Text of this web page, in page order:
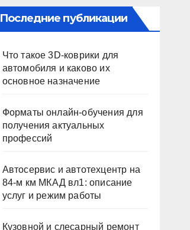
Последние публикации
Что такое 3D-коврики для
автомобиля и каково их
основное назначение
Форматы онлайн-обучения для
получения актуальных
профессий
Автосервис и автотехцентр на
84-м км МКАД вл1: описание
услуг и режим работы
Кузовной и слесарный ремонт